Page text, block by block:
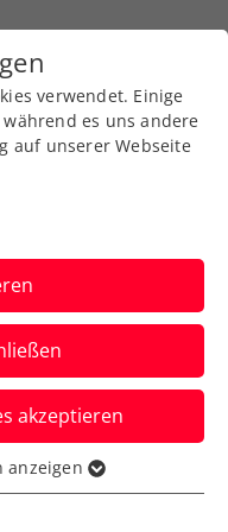
Doppel
hoch
ATP-
ÖTV-Duell
verwendet. Einige
es uns andere
auf unserer Webseite
akzeptieren
anzeigen